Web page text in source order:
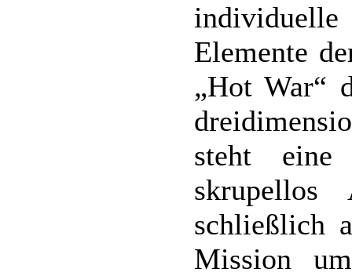
Elemente
„Hot War“
steht eine
skrupellos
schließlich
Mission